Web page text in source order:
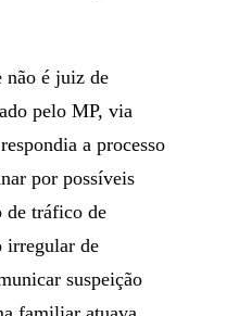
não é juiz de
pelo MP, via
a processo
por possíveis
de tráfico de
irregular de
suspeição